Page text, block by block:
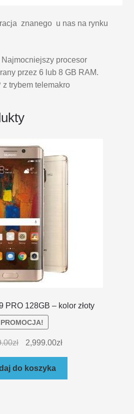
znanego u nas na rynku
procesor
przez 6 lub 8 GB RAM.
trybem telemakro
PRO 128GB – kolor złoty
PROMOCJA!
zł 2,999.00zł
do koszyka